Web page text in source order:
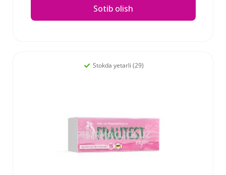
Sotib olish
Stokda yetarli (29)